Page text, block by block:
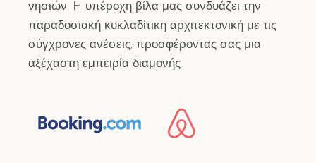
νησιών. H υπέροχη βίλα μας συνδυάζει την
παραδοσιακή κυκλαδίτικη αρχιτεκτονική με τις
σύγχρονες ανέσεις, προσφέροντας σας μια
αξέχαστη εμπειρία διαμονής.